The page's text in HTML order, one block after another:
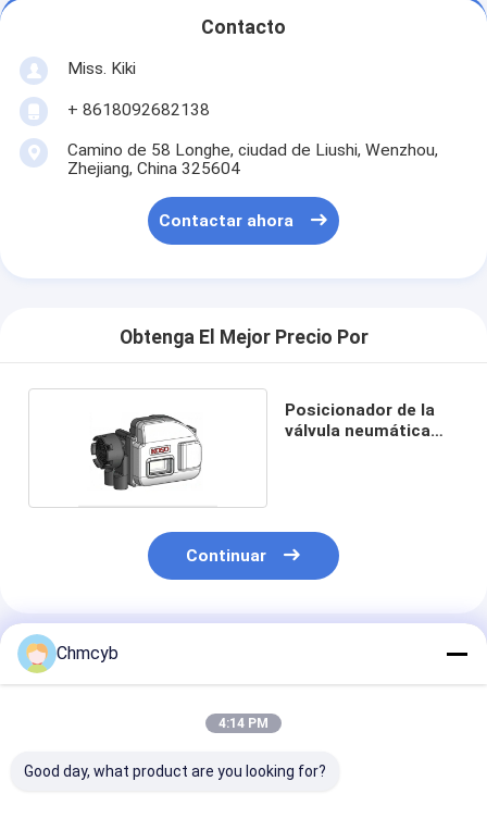
Contacto
Miss. Kiki
+ 8618092682138
Camino de 58 Longhe, ciudad de Liushi, Wenzhou,
Zhejiang, China 325604
Contactar ahora
Obtenga El Mejor Precio Por
Posicionador de la
válvula neumática
Continuar
Productos Recomendados
Chmcyb
4:14 PM
Good day, what product are you looking for?